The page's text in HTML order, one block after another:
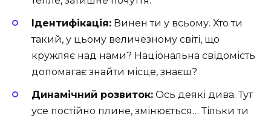
Ідентифікація: Винен ти у всьому. Хто ти
такий, у цьому величезному світі, що
кружляє над нами? Національна свідомість
допомагає знайти місце, знаєш?
Динамічний розвиток: Ось деякі дива. Тут
усе постійно плине, змінюється… Тільки ти